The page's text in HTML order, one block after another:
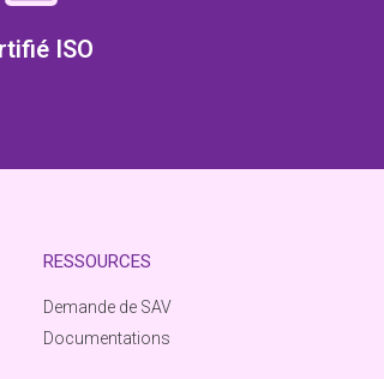
ISO
RESSOURCES
Demande de SAV
Documentations